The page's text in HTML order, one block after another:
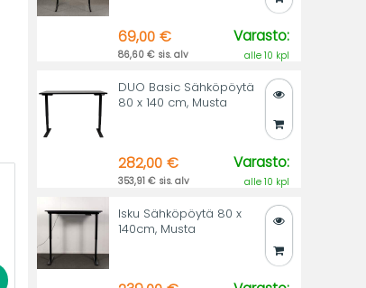
69,00 €
86,60 € sis. alv
Varasto:
alle 10 kpl
DUO Basic Sähköpöytä
80 x 140 cm, Musta
282,00 €
353,91 € sis. alv
Varasto:
alle 10 kpl
Isku Sähköpöytä 80 x
140cm, Musta